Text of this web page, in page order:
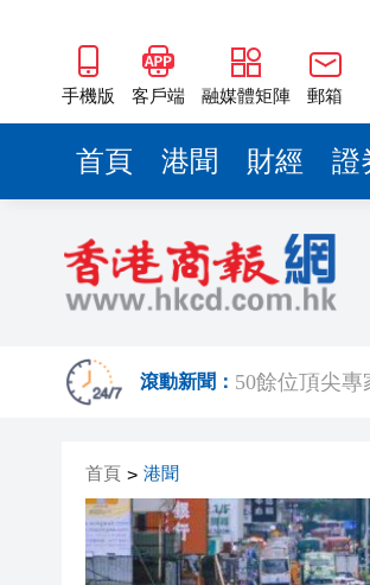
手機版 客戶端 融媒體矩陣 郵箱
首頁 港聞 財經 證
滾動新聞：
海南澄邁文儒
梁振英率港區
2025年海南
瀋陽鐵西校園
黎智英案｜吳
50餘位頂尖
2025年海南
山東26戶省屬
首頁 > 港聞